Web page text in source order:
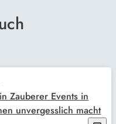
Zauberer Events in
unvergesslich macht